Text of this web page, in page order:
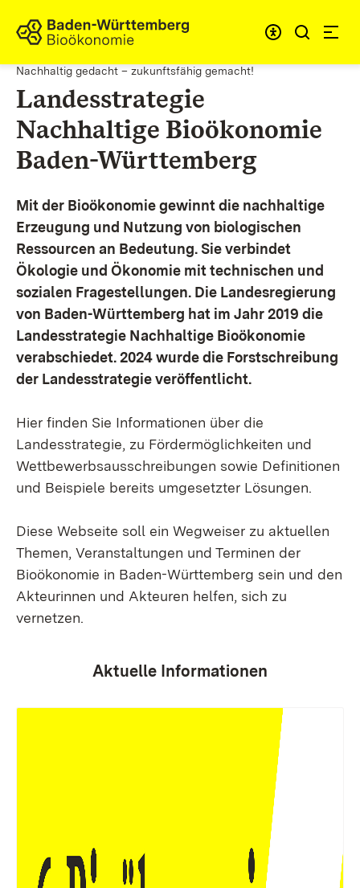
Zum Inhalt springen
Link zur Startseite
Nachhaltig gedacht – zukunftsfähig gemacht!
Landesstrategie
Nachhaltige Bioökonomie
Baden-Württemberg
Mit der Bioökonomie gewinnt die nachhaltige
Erzeugung und Nutzung von biologischen
Ressourcen an Bedeutung. Sie verbindet
Ökologie und Ökonomie mit technischen und
sozialen Fragestellungen. Die Landesregierung
von Baden-Württemberg hat im Jahr 2019 die
Landesstrategie Nachhaltige Bioökonomie
verabschiedet. 2024 wurde die Forstschreibung
der Landesstrategie veröffentlicht.
Hier finden Sie Informationen über die
Landesstrategie, zu Fördermöglichkeiten und
Wettbewerbsausschreibungen sowie Definitionen
und Beispiele bereits umgesetzter Lösungen.
Diese Webseite soll ein Wegweiser zu aktuellen
Themen, Veranstaltungen und Terminen der
Bioökonomie in Baden-Württemberg sein und den
Akteurinnen und Akteuren helfen, sich zu
vernetzen.
Aktuelle Informationen